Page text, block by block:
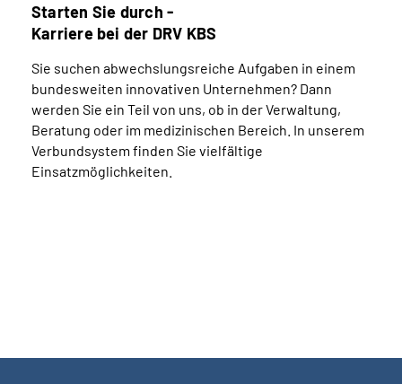
Starten Sie durch -
Karriere bei der DRV KBS
Sie suchen abwechslungsreiche Aufgaben in einem
bundesweiten innovativen Unternehmen? Dann
werden Sie ein Teil von uns, ob in der Verwaltung,
Beratung oder im medizinischen Bereich. In unserem
Verbundsystem finden Sie vielfältige
Einsatzmöglichkeiten.